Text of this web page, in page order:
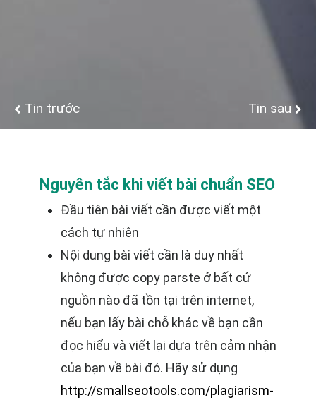
Tin trước Tin sau
Nguyên tắc khi viết bài chuẩn SEO
Đầu tiên bài viết cần được viết một
cách tự nhiên
Nội dung bài viết cần là duy nhất
không được copy parste ở bất cứ
nguồn nào đã tồn tại trên internet,
nếu bạn lấy bài chỗ khác về bạn cần
đọc hiểu và viết lại dựa trên cảm nhận
của bạn về bài đó. Hãy sử dụng
http://smallseotools.com/plagiarism-